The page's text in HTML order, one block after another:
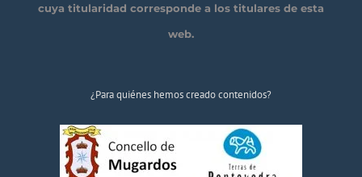
cuya titularidad corresponde a los titulares de esta
web.
¿Para quiénes hemos creado contenidos?